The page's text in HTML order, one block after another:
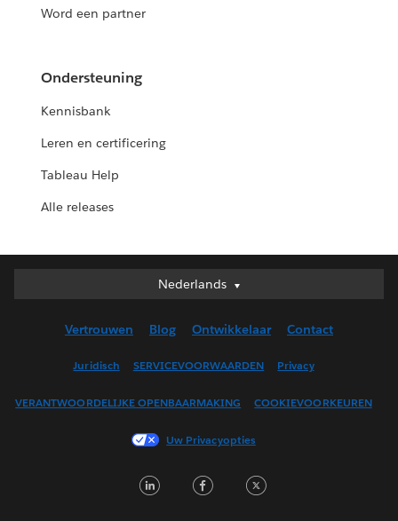
Word een partner
Ondersteuning
Kennisbank
Leren en certificering
Tableau Help
Alle releases
Nederlands
Nederlands
English (UK)
Français (Canada)
Français (France)
日本語
Vertrouwen Blog Ontwikkelaar Contact
Juridisch SERVICEVOORWAARDEN Privacy
VERANTWOORDELIJKE OPENBAARMAKING COOKIEVOORKEUREN
Uw Privacyopties
LinkedInFacebook